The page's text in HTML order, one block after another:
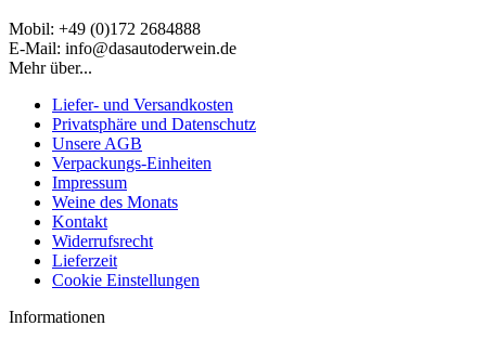
Mobil: +49 (0)172 2684888
E-Mail: info@dasautoderwein.de
Mehr über...
Liefer- und Versandkosten
Privatsphäre und Datenschutz
Unsere AGB
Verpackungs-Einheiten
Impressum
Weine des Monats
Kontakt
Widerrufsrecht
Lieferzeit
Cookie Einstellungen
Informationen